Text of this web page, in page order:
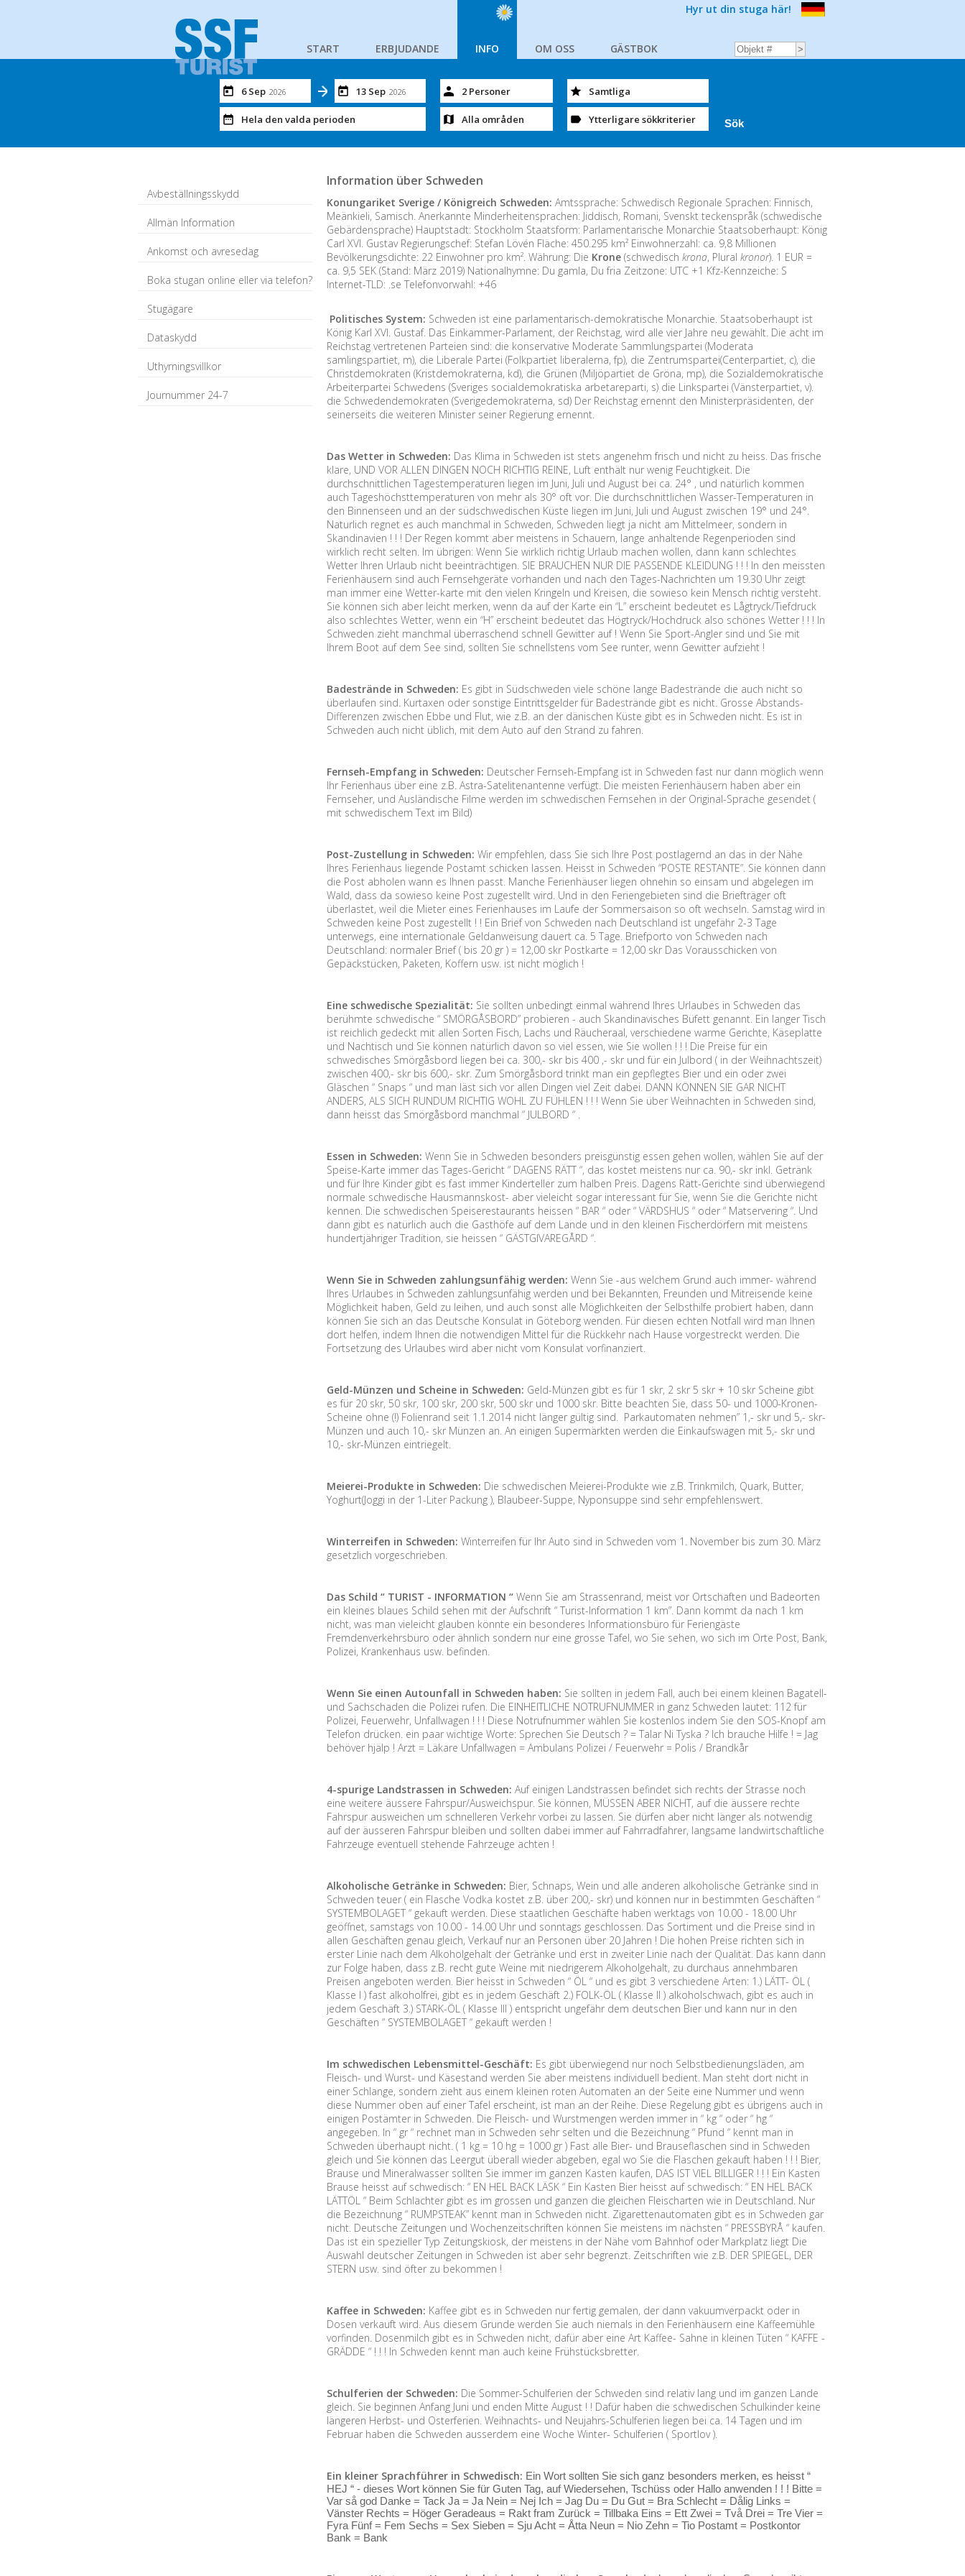
START ERBJUDANDE INFO OM OSS GÄSTBOK
Hyr ut din stuga här!
6 Sep 2026 13 Sep 2026
Hela den valda perioden
2 Personer
Alla områden
Samtliga
Ytterligare sökkriterier
Avbeställningsskydd
Allmän Information
Ankomst och avresedag
Boka stugan online eller via telefon?
Stugägare
Dataskydd
Uthyrningsvillkor
Journummer 24-7
Information über Schweden
Konungariket Sverige / Königreich Schweden: Amtssprache: Schwedisch Regionale Sprachen: Finnisch,
Meänkieli, Samisch. Anerkannte Minderheitensprachen: Jiddisch, Romani, Svenskt teckenspråk (schwedische
Gebärdensprache) Hauptstadt: Stockholm Staatsform: Parlamentarische Monarchie Staatsoberhaupt: König
Carl XVI. Gustav Regierungschef: Stefan Lövén Fläche: 450.295 km² Einwohnerzahl: ca. 9,8 Millionen
Bevölkerungsdichte: 22 Einwohner pro km². Währung: Die Krone (schwedisch krona, Plural kronor). 1 EUR =
ca. 9,5 SEK (Stand: März 2019) Nationalhymne: Du gamla, Du fria Zeitzone: UTC +1 Kfz-Kennzeiche: S
Internet-TLD: .se Telefonvorwahl: +46
Politisches System: Schweden ist eine parlamentarisch-demokratische Monarchie. Staatsoberhaupt ist
König Karl XVI. Gustaf. Das Einkammer-Parlament, der Reichstag, wird alle vier Jahre neu gewählt. Die acht im
Reichstag vertretenen Parteien sind: die konservative Moderate Sammlungspartei (Moderata
samlingspartiet, m), die Liberale Partei (Folkpartiet liberalerna, fp), die Zentrumspartei(Centerpartiet, c), die
Christdemokraten (Kristdemokraterna, kd), die Grünen (Miljöpartiet de Gröna, mp), die Sozialdemokratische
Arbeiterpartei Schwedens (Sveriges socialdemokratiska arbetareparti, s) die Linkspartei (Vänsterpartiet, v).
die Schwedendemokraten (Sverigedemokraterna, sd) Der Reichstag ernennt den Ministerpräsidenten, der
seinerseits die weiteren Minister seiner Regierung ernennt.
Das Wetter in Schweden: Das Klima in Schweden ist stets angenehm frisch und nicht zu heiss. Das frische
klare, UND VOR ALLEN DINGEN NOCH RICHTIG REINE, Luft enthält nur wenig Feuchtigkeit. Die
durchschnittlichen Tagestemperaturen liegen im Juni, Juli und August bei ca. 24° , und natürlich kommen
auch Tageshöchsttemperaturen von mehr als 30° oft vor. Die durchschnittlichen Wasser-Temperaturen in
den Binnenseen und an der südschwedischen Küste liegen im Juni, Juli und August zwischen 19° und 24°.
Naturlich regnet es auch manchmal in Schweden, Schweden liegt ja nicht am Mittelmeer, sondern in
Skandinavien ! ! ! Der Regen kommt aber meistens in Schauern, lange anhaltende Regenperioden sind
wirklich recht selten. Im übrigen: Wenn Sie wirklich richtig Urlaub machen wollen, dann kann schlechtes
Wetter Ihren Urlaub nicht beeinträchtigen. SIE BRAUCHEN NUR DIE PASSENDE KLEIDUNG ! ! ! In den meissten
Ferienhäusern sind auch Fernsehgeräte vorhanden und nach den Tages-Nachrichten um 19.30 Uhr zeigt
man immer eine Wetter-karte mit den vielen Kringeln und Kreisen, die sowieso kein Mensch richtig versteht.
Sie können sich aber leicht merken, wenn da auf der Karte ein “L” erscheint bedeutet es Lågtryck/Tiefdruck
also schlechtes Wetter, wenn ein “H” erscheint bedeutet das Högtryck/Hochdruck also schönes Wetter ! ! ! In
Schweden zieht manchmal überraschend schnell Gewitter auf ! Wenn Sie Sport-Angler sind und Sie mit
Ihrem Boot auf dem See sind, sollten Sie schnellstens vom See runter, wenn Gewitter aufzieht !
Badestrände in Schweden: Es gibt in Südschweden viele schöne lange Badestrände die auch nicht so
überlaufen sind. Kurtaxen oder sonstige Eintrittsgelder für Badestrände gibt es nicht. Grosse Abstands-
Differenzen zwischen Ebbe und Flut, wie z.B. an der dänischen Küste gibt es in Schweden nicht. Es ist in
Schweden auch nicht üblich, mit dem Auto auf den Strand zu fahren.
Fernseh-Empfang in Schweden: Deutscher Fernseh-Empfang ist in Schweden fast nur dann möglich wenn
Ihr Ferienhaus über eine z.B. Astra-Satelitenantenne verfügt. Die meisten Ferienhäusern haben aber ein
Fernseher, und Ausländische Filme werden im schwedischen Fernsehen in der Original-Sprache gesendet (
mit schwedischem Text im Bild)
Post-Zustellung in Schweden: Wir empfehlen, dass Sie sich Ihre Post postlagernd an das in der Nähe
Ihres Ferienhaus liegende Postamt schicken lassen. Heisst in Schweden “POSTE RESTANTE”. Sie können dann
die Post abholen wann es Ihnen passt. Manche Ferienhäuser liegen ohnehin so einsam und abgelegen im
Wald, dass da sowieso keine Post zugestellt wird. Und in den Feriengebieten sind die Briefträger oft
überlastet, weil die Mieter eines Ferienhauses im Laufe der Sommersaison so oft wechseln. Samstag wird in
Schweden keine Post zugestellt ! ! Ein Brief von Schweden nach Deutschland ist ungefähr 2-3 Tage
unterwegs, eine internationale Geldanweisung dauert ca. 5 Tage. Briefporto von Schweden nach
Deutschland: normaler Brief ( bis 20 gr ) = 12,00 skr Postkarte = 12,00 skr Das Vorausschicken von
Gepäckstücken, Paketen, Koffern usw. ist nicht möglich !
Eine schwedische Spezialität: Sie sollten unbedingt einmal während Ihres Urlaubes in Schweden das
berühmte schwedische “ SMÖRGÅSBORD” probieren - auch Skandinavisches Büfett genannt. Ein langer Tisch
ist reichlich gedeckt mit allen Sorten Fisch, Lachs und Räucheraal, verschiedene warme Gerichte, Käseplatte
und Nachtisch und Sie können natürlich davon so viel essen, wie Sie wollen ! ! ! Die Preise für ein
schwedisches Smörgåsbord liegen bei ca. 300,- skr bis 400 ,- skr und für ein Julbord ( in der Weihnachtszeit)
zwischen 400,- skr bis 600,- skr. Zum Smörgåsbord trinkt man ein gepflegtes Bier und ein oder zwei
Gläschen “ Snaps “ und man läst sich vor allen Dingen viel Zeit dabei. DANN KÖNNEN SIE GAR NICHT
ANDERS, ALS SICH RUNDUM RICHTIG WOHL ZU FÜHLEN ! ! ! Wenn Sie über Weihnachten in Schweden sind,
dann heisst das Smörgåsbord manchmal “ JULBORD “ .
Essen in Schweden: Wenn Sie in Schweden besonders preisgünstig essen gehen wollen, wählen Sie auf der
Speise-Karte immer das Tages-Gericht “ DAGENS RÄTT “, das kostet meistens nur ca. 90,- skr inkl. Getränk
und für Ihre Kinder gibt es fast immer Kinderteller zum halben Preis. Dagens Rätt-Gerichte sind überwiegend
normale schwedische Hausmannskost- aber vieleicht sogar interessant für Sie, wenn Sie die Gerichte nicht
kennen. Die schwedischen Speiserestaurants heissen “ BAR “ oder “ VÄRDSHUS “ oder “ Matservering “. Und
dann gibt es natürlich auch die Gasthöfe auf dem Lande und in den kleinen Fischerdörfern mit meistens
hundertjähriger Tradition, sie heissen “ GÄSTGIVAREGÅRD “.
Wenn Sie in Schweden zahlungsunfähig werden: Wenn Sie -aus welchem Grund auch immer- während
Ihres Urlaubes in Schweden zahlungsunfähig werden und bei Bekannten, Freunden und Mitreisende keine
Möglichkeit haben, Geld zu leihen, und auch sonst alle Möglichkeiten der Selbsthilfe probiert haben, dann
können Sie sich an das Deutsche Konsulat in Göteborg wenden. Für diesen echten Notfall wird man Ihnen
dort helfen, indem Ihnen die notwendigen Mittel für die Rückkehr nach Hause vorgestreckt werden. Die
Fortsetzung des Urlaubes wird aber nicht vom Konsulat vorfinanziert.
Geld-Münzen und Scheine in Schweden: Geld-Münzen gibt es für 1 skr, 2 skr 5 skr + 10 skr Scheine gibt
es für 20 skr, 50 skr, 100 skr, 200 skr, 500 skr und 1000 skr. Bitte beachten Sie, dass 50- und 1000-Kronen-
Scheine ohne (!) Folienrand seit 1.1.2014 nicht länger gültig sind. Parkautomaten nehmen” 1,- skr und 5,- skr-
Münzen und auch 10,- skr Münzen an. An einigen Supermärkten werden die Einkaufswagen mit 5,- skr und
10,- skr-Münzen eintriegelt.
Meierei-Produkte in Schweden: Die schwedischen Meierei-Produkte wie z.B. Trinkmilch, Quark, Butter,
Yoghurt(Joggi in der 1-Liter Packung ), Blaubeer-Suppe, Nyponsuppe sind sehr empfehlenswert.
Winterreifen in Schweden: Winterreifen für Ihr Auto sind in Schweden vom 1. November bis zum 30. März
gesetzlich vorgeschrieben.
Das Schild “ TURIST - INFORMATION “ Wenn Sie am Strassenrand, meist vor Ortschaften und Badeorten
ein kleines blaues Schild sehen mit der Aufschrift “ Turist-Information 1 km”. Dann kommt da nach 1 km
nicht, was man vieleicht glauben könnte ein besonderes Informationsbüro für Feriengäste
Fremdenverkehrsbüro oder ähnlich sondern nur eine grosse Tafel, wo Sie sehen, wo sich im Orte Post, Bank,
Polizei, Krankenhaus usw. befinden.
Wenn Sie einen Autounfall in Schweden haben: Sie sollten in jedem Fall, auch bei einem kleinen Bagatell-
und Sachschaden die Polizei rufen. Die EINHEITLICHE NOTRUFNUMMER in ganz Schweden lautet: 112 für
Polizei, Feuerwehr, Unfallwagen ! ! ! Diese Notrufnummer wählen Sie kostenlos indem Sie den SOS-Knopf am
Telefon drücken. ein paar wichtige Worte: Sprechen Sie Deutsch ? = Talar Ni Tyska ? Ich brauche Hilfe ! = Jag
behöver hjälp ! Arzt = Läkare Unfallwagen = Ambulans Polizei / Feuerwehr = Polis / Brandkår
4-spurige Landstrassen in Schweden: Auf einigen Landstrassen befindet sich rechts der Strasse noch
eine weitere äussere Fahrspur/Ausweichspur. Sie können, MÜSSEN ABER NICHT, auf die äussere rechte
Fahrspur ausweichen um schnelleren Verkehr vorbei zu lassen. Sie dürfen aber nicht länger als notwendig
auf der äusseren Fahrspur bleiben und sollten dabei immer auf Fahrradfahrer, langsame landwirtschaftliche
Fahrzeuge eventuell stehende Fahrzeuge achten !
Alkoholische Getränke in Schweden: Bier, Schnaps, Wein und alle anderen alkoholische Getränke sind in
Schweden teuer ( ein Flasche Vodka kostet z.B. über 200,- skr) und können nur in bestimmten Geschäften “
SYSTEMBOLAGET “ gekauft werden. Diese staatlichen Geschäfte haben werktags von 10.00 - 18.00 Uhr
geöffnet, samstags von 10.00 - 14.00 Uhr und sonntags geschlossen. Das Sortiment und die Preise sind in
allen Geschäften genau gleich, Verkauf nur an Personen über 20 Jahren ! Die hohen Preise richten sich in
erster Linie nach dem Alkoholgehalt der Getränke und erst in zweiter Linie nach der Qualität. Das kann dann
zur Folge haben, dass z.B. recht gute Weine mit niedrigerem Alkoholgehalt, zu durchaus annehmbaren
Preisen angeboten werden. Bier heisst in Schweden “ ÖL “ und es gibt 3 verschiedene Arten: 1.) LÄTT- ÖL (
Klasse I ) fast alkoholfrei, gibt es in jedem Geschäft 2.) FOLK-ÖL ( Klasse II ) alkoholschwach, gibt es auch in
jedem Geschäft 3.) STARK-ÖL ( Klasse III ) entspricht ungefähr dem deutschen Bier und kann nur in den
Geschäften “ SYSTEMBOLAGET “ gekauft werden !
Im schwedischen Lebensmittel-Geschäft: Es gibt überwiegend nur noch Selbstbedienungsläden, am
Fleisch- und Wurst- und Käsestand werden Sie aber meistens individuell bedient. Man steht dort nicht in
einer Schlange, sondern zieht aus einem kleinen roten Automaten an der Seite eine Nummer und wenn
diese Nummer oben auf einer Tafel erscheint, ist man an der Reihe. Diese Regelung gibt es übrigens auch in
einigen Postämter in Schweden. Die Fleisch- und Wurstmengen werden immer in “ kg “ oder “ hg “
angegeben. In “ gr “ rechnet man in Schweden sehr selten und die Bezeichnung “ Pfund “ kennt man in
Schweden überhaupt nicht. ( 1 kg = 10 hg = 1000 gr ) Fast alle Bier- und Brauseflaschen sind in Schweden
gleich und Sie können das Leergut überall wieder abgeben, egal wo Sie die Flaschen gekauft haben ! ! ! Bier,
Brause und Mineralwasser sollten Sie immer im ganzen Kasten kaufen, DAS IST VIEL BILLIGER ! ! ! Ein Kasten
Brause heisst auf schwedisch: “ EN HEL BACK LÄSK “ Ein Kasten Bier heisst auf schwedisch: “ EN HEL BACK
LÄTTÖL “ Beim Schlachter gibt es im grossen und ganzen die gleichen Fleischarten wie in Deutschland. Nur
die Bezeichnung “ RUMPSTEAK” kennt man in Schweden nicht. Zigarettenautomaten gibt es in Schweden gar
nicht. Deutsche Zeitungen und Wochenzeitschriften können Sie meistens im nächsten “ PRESSBYRÅ “ kaufen.
Das ist ein spezieller Typ Zeitungskiosk, der meistens in der Nähe vom Bahnhof oder Markplatz liegt Die
Auswahl deutscher Zeitungen in Schweden ist aber sehr begrenzt. Zeitschriften wie z.B. DER SPIEGEL, DER
STERN usw. sind öfter zu bekommen !
Kaffee in Schweden: Kaffee gibt es in Schweden nur fertig gemalen, der dann vakuumverpackt oder in
Dosen verkauft wird. Aus diesem Grunde werden Sie auch niemals in den Ferienhäusern eine Kaffeemühle
vorfinden. Dosenmilch gibt es in Schweden nicht, dafür aber eine Art Kaffee- Sahne in kleinen Tüten “ KAFFE -
GRÄDDE “ ! ! ! In Schweden kennt man auch keine Frühstücksbretter.
Schulferien der Schweden: Die Sommer-Schulferien der Schweden sind relativ lang und im ganzen Lande
gleich. Sie beginnen Anfang Juni und enden Mitte August ! ! Dafür haben die schwedischen Schulkinder keine
längeren Herbst- und Osterferien. Weihnachts- und Neujahrs-Schulferien liegen bei ca. 14 Tagen und im
Februar haben die Schweden ausserdem eine Woche Winter- Schulferien ( Sportlov ).
Ein kleiner Sprachführer in Schwedisch: Ein Wort sollten Sie sich ganz besonders merken, es heisst “
HEJ “ - dieses Wort können Sie für Guten Tag, auf Wiedersehen, Tschüss oder Hallo anwenden ! ! ! Bitte =
Var så god Danke = Tack Ja = Ja Nein = Nej Ich = Jag Du = Du Gut = Bra Schlecht = Dålig Links =
Vänster Rechts = Höger Geradeaus = Rakt fram Zurück = Tillbaka Eins = Ett Zwei = Två Drei = Tre Vier =
Fyra Fünf = Fem Sechs = Sex Sieben = Sju Acht = Åtta Neun = Nio Zehn = Tio Postamt = Postkontor
Bank = Bank